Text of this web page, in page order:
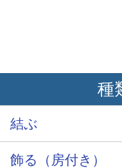
種
結ぶ
飾る（房付き）